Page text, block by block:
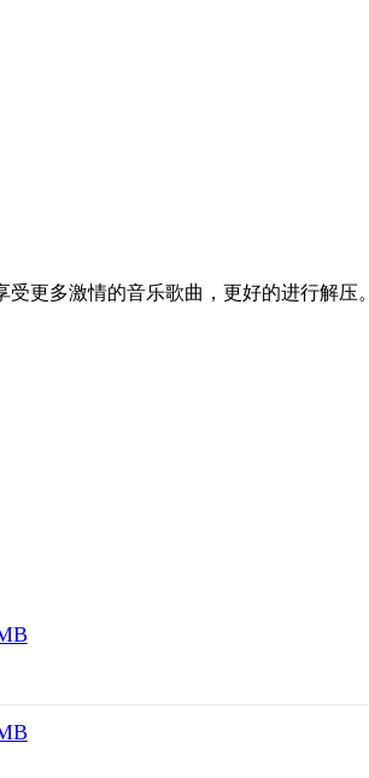
更多激情的音乐歌曲，更好的进行解压。